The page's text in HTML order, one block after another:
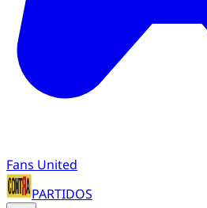
Fans United
PARTIDOS